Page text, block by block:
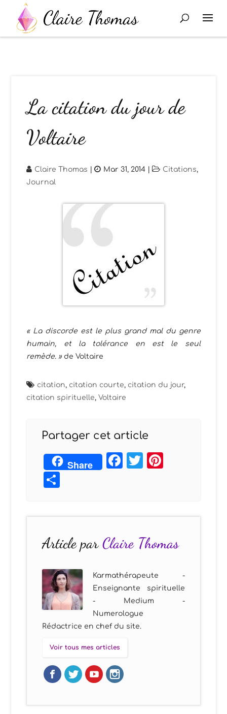
La citation du jour de
Voltaire
Claire Thomas | Mar 31, 2014 | Citations,
Journal
« La discorde est le plus grand mal du genre
humain, et la tolérance en est le seul
remède. » de Voltaire
citation, citation courte, citation du jour,
citation spirituelle,Voltaire
Partager cet article
Share Facebook
Twitter
Article parClaire Thomas
Karmathérapeute -
Enseignante spirituelle
- Medium -
Numerologue
Rédactrice en chef du site.
Voir tous mes articles